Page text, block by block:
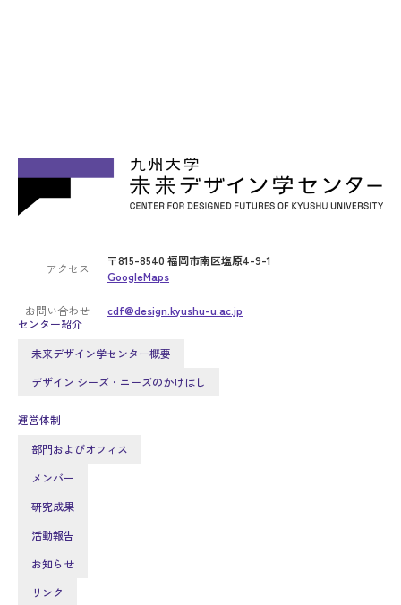
アクセス
〒815-8540 福岡市南区塩原4-9-1
GoogleMaps
お問い合わせ
cdf@design.kyushu-u.ac.jp
センター紹介
未来デザイン学センター概要
デザイン シーズ・ニーズのかけはし
運営体制
部門およびオフィス
メンバー
研究成果
活動報告
お知らせ
リンク